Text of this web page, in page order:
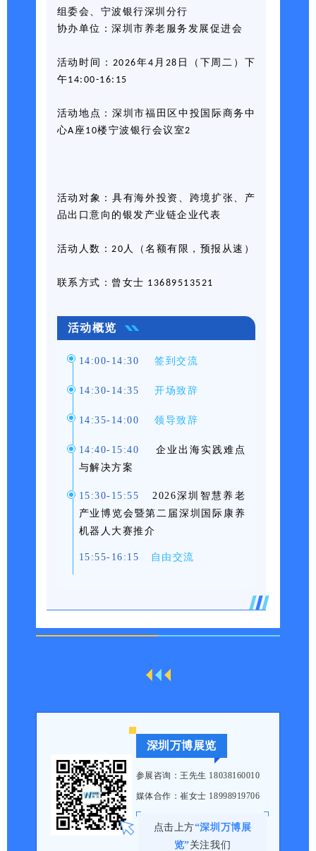
组委会、宁波银行深圳分行
协办单位：深圳市养老服务发展促进会
活动时间：2026年4月28日（下周二）下
午14:00-16:15
活动地点：深圳市福田区中投国际商务中
心A座10楼宁波银行会议室2
活动对象：具有海外投资、跨境扩张、产
品出口意向的银发产业链企业代表
活动人数：20人（名额有限，预报从速）
联系方式：曾女士 13689513521
活动概览
14:00-14:30 签到交流
14:30-14:35 开场致辞
14:35-14:00 领导致辞
14:40-15:40 企 业出海实践难点
与解决方案
15:30-15:55
2026深圳智慧养老
产业博览会暨第二届深圳国际康养
机器人大赛推介
15:55-16:15 自由交流
深圳万博展览
参展咨询：王先生 18038160010
媒体合作：崔女士 18998919706
点击上方“深圳万博展
览”关注我们